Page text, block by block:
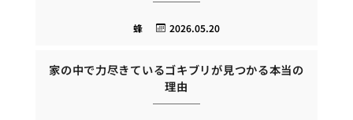
2026.05.20
蜂
家の中で力尽きているゴキブリが見つかる本当の
理由